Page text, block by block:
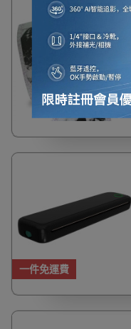
18%
一件免運費